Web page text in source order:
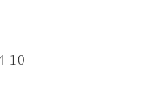
10